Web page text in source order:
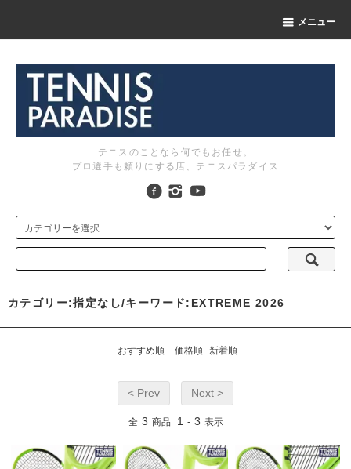
メニュー
テニスのことなら何でもお任せ。
プロ選手も頼りにする店、テニスパラダイス
カテゴリー:指定なし/キーワード:EXTREME 2026
おすすめ順 価格順 新着順
< Prev Next >
全 3 商品 1 - 3 表示